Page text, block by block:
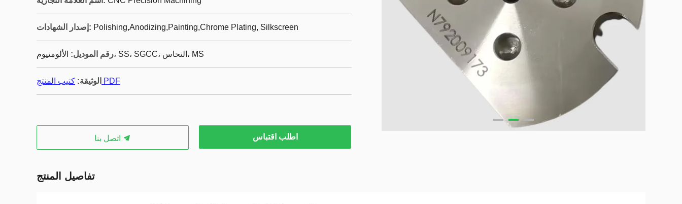
إصدار الشهادات: Polishing,Anodizing,Painting,Chrome Plating, Silkscreen
رقم الموديل: الألومنيوم، SS، SGCC، النحاس، MS
الوثيقة: كتيب المنتج PDF
اطلب اقتباس
تفاصيل المنتج